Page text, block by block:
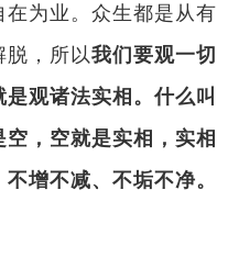
为业。众生都是从有
脱，所以我们要观一切
观诸法实相。什么叫
，空就是实相，实相
增不减、不垢不净。